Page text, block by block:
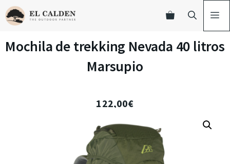
Mochila de trekking Nevada 40 litros
Marsupio
122,00€